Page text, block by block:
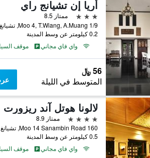
أريا إن تشيانج راي
3 نجوم
ممتاز 8.5
1/9 Moo 4, T.Wiang, A.Muang, تشيانغ راي, تايلاند
0.2 كيلومتر عن وسط المدينة
واي فاي مجاني
موقف
56 ﷼
المتوسط في الليلة
لالونا هوتل آند ريزورت
4 نجوم
ممتاز 8.9
160 Moo 14 Sanambin Road, تشيانغ راي, تايلاند
0.5 كيلومتر عن وسط المدينة
واي فاي مجاني
موقف